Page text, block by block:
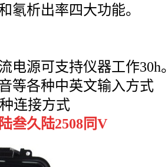
氡析出率四大功能。
电源可支持仪器工作30h。
等各种中英文输入方式
连接方式
叁久陆2508同V